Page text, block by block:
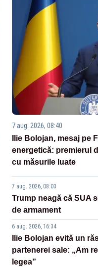
7 aug. 2026, 08:40
Ilie Bolojan, mesaj pe
energetică: premierul
cu măsurile luate
7 aug. 2026, 08:03
Trump neagă că SUA
de armament
6 aug. 2026, 16:34
Ilie Bolojan evită un
partenerei sale: „Am
legea”